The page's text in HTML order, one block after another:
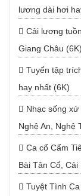
lương dài hơi
Cải lương
Giang Châu (6K)
Tuyển tập
hay nhất (6K)
Nhạc sống xứ
Nghệ An, Nghệ
Ca cổ Cẩm
Bài Tân Cổ,
Tuyệt Tình